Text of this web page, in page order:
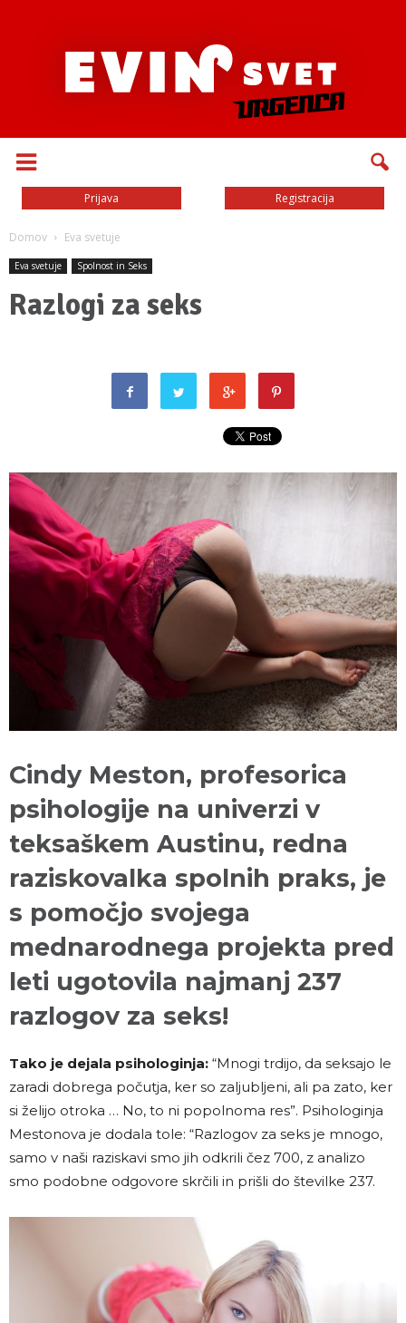
Prijava Registracija
Domov Eva svetuje
Eva svetuje Spolnost in Seks
Razlogi za seks
Cindy Meston, profesorica
psihologije na univerzi v
teksaškem Austinu, redna
raziskovalka spolnih praks, je
s pomočjo svojega
mednarodnega projekta pred
leti ugotovila najmanj 237
razlogov za seks!
Tako je dejala psihologinja: “Mnogi trdijo, da seksajo le
zaradi dobrega počutja, ker so zaljubljeni, ali pa zato, ker
si želijo otroka … No, to ni popolnoma res”. Psihologinja
Mestonova je dodala tole: “Razlogov za seks je mnogo,
samo v naši raziskavi smo jih odkrili čez 700, z analizo
smo podobne odgovore skrčili in prišli do številke 237.